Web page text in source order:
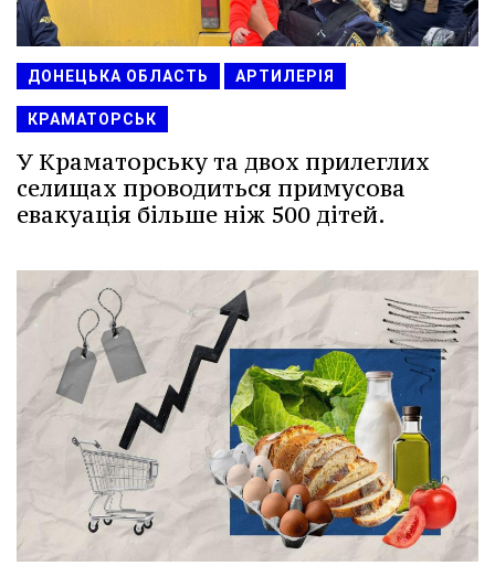
ДОНЕЦЬКА ОБЛАСТЬ АРТИЛЕРІЯ
КРАМАТОРСЬК
У Краматорську та двох прилеглих
селищах проводиться примусова
евакуація більше ніж 500 дітей.